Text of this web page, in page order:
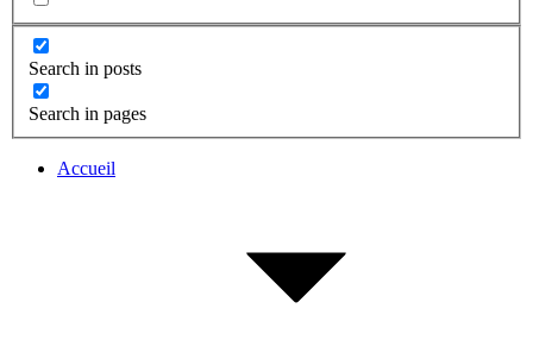
Search in posts
Search in pages
Accueil